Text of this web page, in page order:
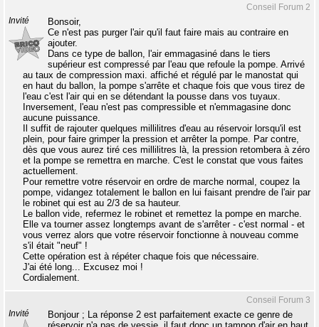
Conseil Forum 2
Invité
Bonsoir,
Ce n'est pas purger l'air qu'il faut faire mais au contraire en
ajouter.
Dans ce type de ballon, l'air emmagasiné dans le tiers
supérieur est compressé par l'eau que refoule la pompe. Arrivé
au taux de compression maxi. affiché et régulé par le manostat qui
en haut du ballon, la pompe s'arrête et chaque fois que vous tirez de
l'eau c'est l'air qui en se détendant la pousse dans vos tuyaux.
Inversement, l'eau n'est pas compressible et n'emmagasine donc
aucune puissance.
Il suffit de rajouter quelques millilitres d'eau au réservoir lorsqu'il est
plein, pour faire grimper la pression et arrêter la pompe. Par contre,
dès que vous aurez tiré ces millilitres là, la pression retombera à zéro
et la pompe se remettra en marche. C'est le constat que vous faites
actuellement.
Pour remettre votre réservoir en ordre de marche normal, coupez la
pompe, vidangez totalement le ballon en lui faisant prendre de l'air par
le robinet qui est au 2/3 de sa hauteur.
Le ballon vide, refermez le robinet et remettez la pompe en marche.
Elle va tourner assez longtemps avant de s'arrêter - c'est normal - et
vous verrez alors que votre réservoir fonctionne à nouveau comme
s'il était "neuf" !
Cette opération est à répéter chaque fois que nécessaire.
J'ai été long... Excusez moi !
Cordialement.
Conseil Forum 3
Invité
Bonjour ; La réponse 2 est parfaitement exacte ce genre de